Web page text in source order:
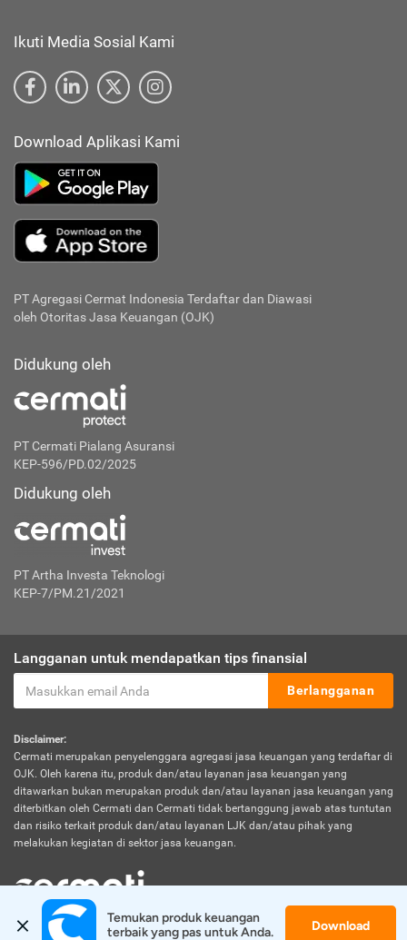
Ikuti Media Sosial Kami
Download Aplikasi Kami
PT Agregasi Cermat Indonesia Terdaftar dan Diawasi
oleh Otoritas Jasa Keuangan (OJK)
Didukung oleh
PT Cermati Pialang Asuransi
KEP-596/PD.02/2025
Didukung oleh
PT Artha Investa Teknologi
KEP-7/PM.21/2021
Langganan untuk mendapatkan tips finansial
Berlangganan
Disclaimer:
Cermati merupakan penyelenggara agregasi jasa keuangan yang terdaftar di
OJK. Oleh karena itu, produk dan/atau layanan jasa keuangan yang
ditawarkan bukan merupakan produk dan/atau layanan jasa keuangan yang
diterbitkan oleh Cermati dan Cermati tidak bertanggung jawab atas tuntutan
dan risiko terkait produk dan/atau layanan LJK dan/atau pihak yang
melakukan kegiatan di sektor jasa keuangan.
© 2026 Cermati. All Rights Reserved.
Temukan produk keuangan
terbaik yang pas untuk Anda.
Download